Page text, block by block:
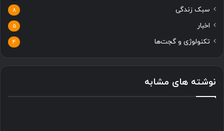
سبک زندگی 8
اخبار 5
تکنولوژی و گجت‌ها 4
نوشته های مشابه